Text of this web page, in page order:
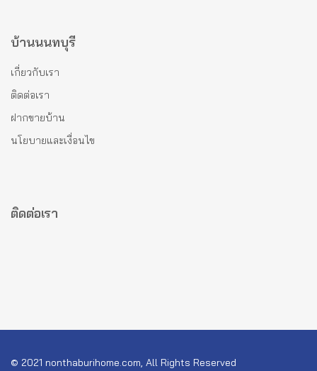
บ้านนนทบุรี
เกี่ยวกับเรา
ติดต่อเรา
ฝากขายบ้าน
นโยบายและเงื่อนไข
ติดต่อเรา
© 2021 nonthaburihome.com, All Rights Reserved